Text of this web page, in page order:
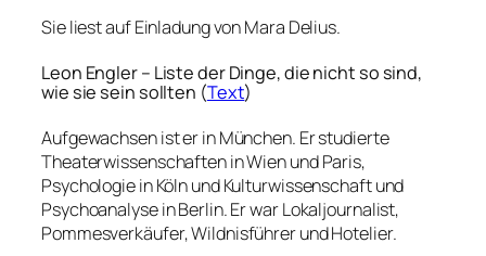
Sie liest auf Einladung von Mara Delius.
Leon Engler – Liste der Dinge, die nicht so sind,
wie sie sein sollten (Text)
Aufgewachsen ist er in München. Er studierte
Theaterwissenschaften in Wien und Paris,
Psychologie in Köln und Kulturwissenschaft und
Psychoanalyse in Berlin. Er war Lokaljournalist,
Pommesverkäufer, Wildnisführer und Hotelier.